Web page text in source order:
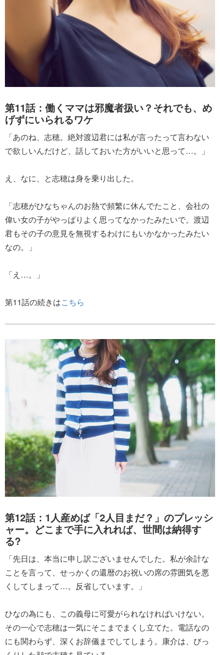
第11話：働くママは邪魔者扱い？それでも、め
げずにいられるワケ
「あのね、志穂。絶対渡辺君には私が言ったって言わない
で欲しいんだけど、話しておいた方がいいと思って…。」
え、なに、と志穂は身を乗り出した。
「志穂がひなちゃんのお熱で頻繁に休んでたこと、会社の
偉い女の子がやっぱりよく思ってなかったみたいで。渡辺
君もその子の意見を無視するわけにもいかなかったみたい
なの。」
「え…。」
第11話の続きはこちら
第12話：1人産めば「2人目まだ？」のプレッシ
ャー。どこまで手に入れれば、世間は納得す
る?
「先日は、本当に申し訳ございませんでした。私が余計な
ことを言って、せっかくの還暦のお祝いの席の雰囲気を悪
くしてしまって…。反省しています。」
ひなの為にも、この義母に可愛がられなければいけない。
その一心で志穂は一気にそこまでまくし立てた。電話なの
にも関わらず、深くお辞儀までしてしまう。康介は、びっ